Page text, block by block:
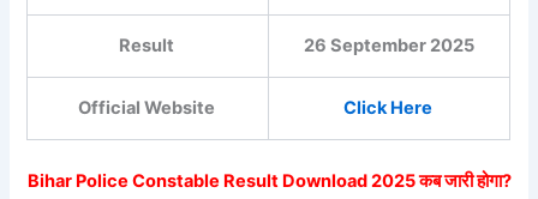
Result 26 September 2025
Official Website Click Here
Bihar Police Constable Result Download 2025 कब जारी होगा?